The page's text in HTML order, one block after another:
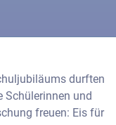
durften
Schülerinnen und
freuen: Eis für